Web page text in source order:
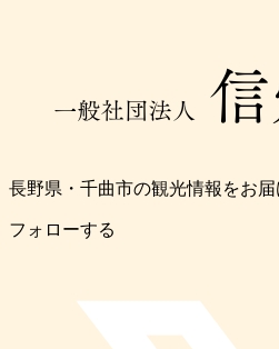
長野県・千曲市の観光情報をお届
フォローする